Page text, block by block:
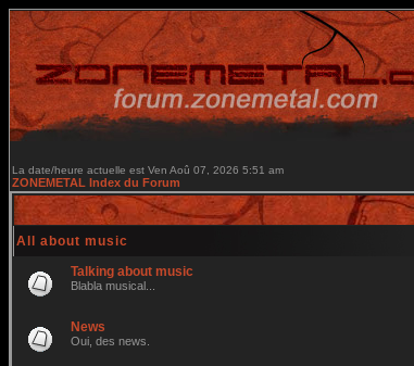
La date/heure actuelle est Ven Aoû 07, 2026 5:51 am
ZONEMETAL Index du Forum
All about music
Talking about music
Blabla musical...
News
Oui, des news.